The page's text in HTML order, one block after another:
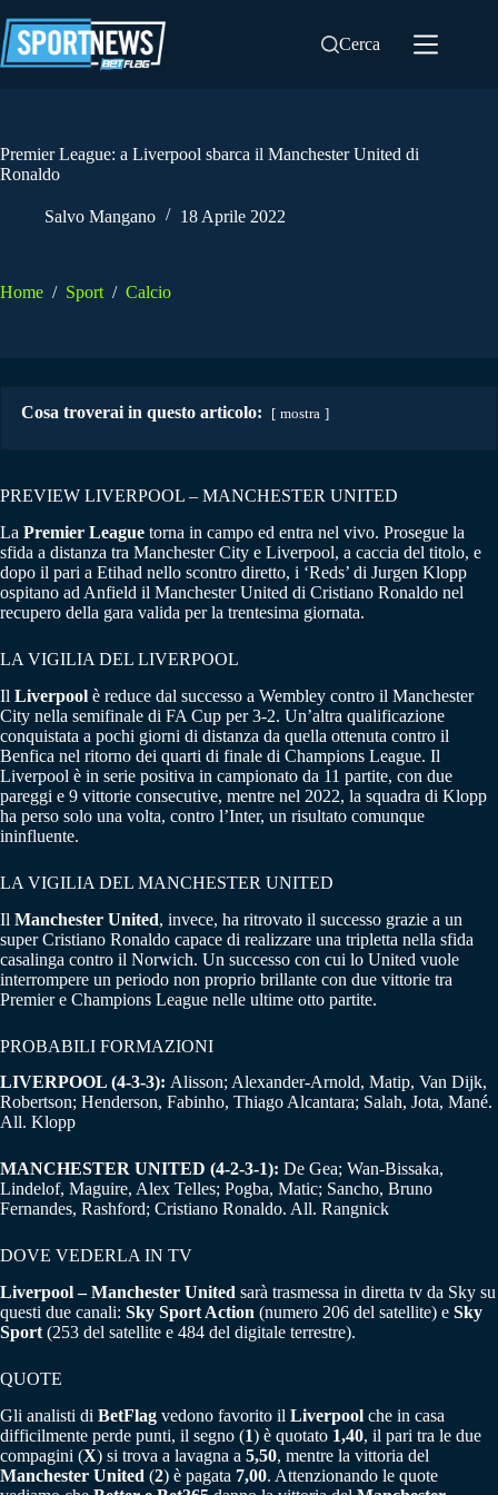
al
contenuto
Cerca
Premier League: a Liverpool sbarca il Manchester United di
Ronaldo
Salvo Mangano 18 Aprile 2022
Home / Sport / Calcio
Cosa troverai in questo articolo: mostra
PREVIEW LIVERPOOL – MANCHESTER UNITED
La Premier League torna in campo ed entra nel vivo. Prosegue la
sfida a distanza tra Manchester City e Liverpool, a caccia del titolo, e
dopo il pari a Etihad nello scontro diretto, i ‘Reds’ di Jurgen Klopp
ospitano ad Anfield il Manchester United di Cristiano Ronaldo nel
recupero della gara valida per la trentesima giornata.
LA VIGILIA DEL LIVERPOOL
Il Liverpool è reduce dal successo a Wembley contro il Manchester
City nella semifinale di FA Cup per 3-2. Un’altra qualificazione
conquistata a pochi giorni di distanza da quella ottenuta contro il
Benfica nel ritorno dei quarti di finale di Champions League. Il
Liverpool è in serie positiva in campionato da 11 partite, con due
pareggi e 9 vittorie consecutive, mentre nel 2022, la squadra di Klopp
ha perso solo una volta, contro l’Inter, un risultato comunque
ininfluente.
LA VIGILIA DEL MANCHESTER UNITED
Il Manchester United, invece, ha ritrovato il successo grazie a un
super Cristiano Ronaldo capace di realizzare una tripletta nella sfida
casalinga contro il Norwich. Un successo con cui lo United vuole
interrompere un periodo non proprio brillante con due vittorie tra
Premier e Champions League nelle ultime otto partite.
PROBABILI FORMAZIONI
LIVERPOOL (4-3-3): Alisson; Alexander-Arnold, Matip, Van Dijk,
Robertson; Henderson, Fabinho, Thiago Alcantara; Salah, Jota, Mané.
All. Klopp
MANCHESTER UNITED (4-2-3-1): De Gea; Wan-Bissaka,
Lindelof, Maguire, Alex Telles; Pogba, Matic; Sancho, Bruno
Fernandes, Rashford; Cristiano Ronaldo. All. Rangnick
DOVE VEDERLA IN TV
Liverpool – Manchester United sarà trasmessa in diretta tv da Sky su
questi due canali: Sky Sport Action (numero 206 del satellite) e Sky
Sport (253 del satellite e 484 del digitale terrestre).
QUOTE
Gli analisti di BetFlag vedono favorito il Liverpool che in casa
difficilmente perde punti, il segno (1) è quotato 1,40, il pari tra le due
compagini (X) si trova a lavagna a 5,50, mentre la vittoria del
Manchester United (2) è pagata 7,00. Attenzionando le quote